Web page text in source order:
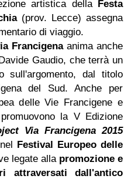
artistica della Festa
(prov. Lecce) assegna
di viaggio.
Francigenaanima anche
Gaudio, che terrà un
sull'argomento, dal titolo
del Sud. Anche per
delle Vie Francigene e
la V Edizione
Via Francigena 2015
nel Festival Europeo delle
legate alla promozione e
attraversati dall'antico